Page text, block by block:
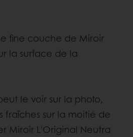
couche de Miroir
la surface de la
le voir sur la photo,
fraîches sur la moitié de
Miroir L'Original Neutra